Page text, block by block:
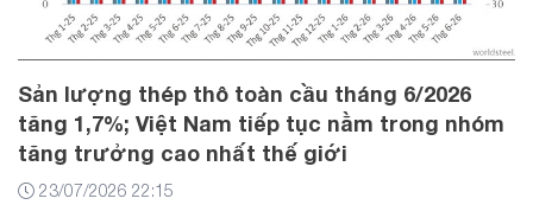
Sản lượng thép thô toàn cầu tháng 6/2026
tăng 1,7%; Việt Nam tiếp tục nằm trong nhóm
tăng trưởng cao nhất thế giới
23/07/2026 22:15